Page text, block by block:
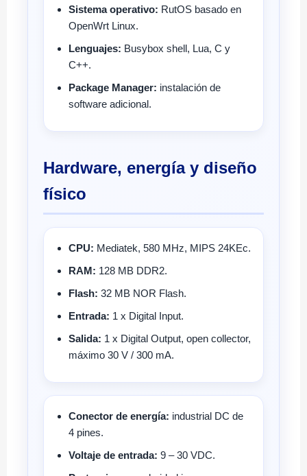
Sistema operativo: RutOS basado en
OpenWrt Linux.
Lenguajes: Busybox shell, Lua, C y
C++.
Package Manager: instalación de
software adicional.
Hardware, energía y diseño
físico
CPU: Mediatek, 580 MHz, MIPS 24KEc.
RAM: 128 MB DDR2.
Flash: 32 MB NOR Flash.
Entrada: 1 x Digital Input.
Salida: 1 x Digital Output, open collector,
máximo 30 V / 300 mA.
Conector de energía: industrial DC de
4 pines.
Voltaje de entrada: 9 – 30 VDC.